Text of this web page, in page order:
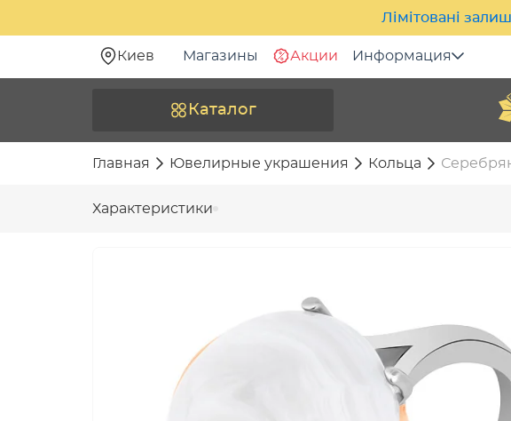
Лімітовані
Киев Магазины Акции Информация
Каталог
Главная Ювелирные украшения Кольца
Характеристики